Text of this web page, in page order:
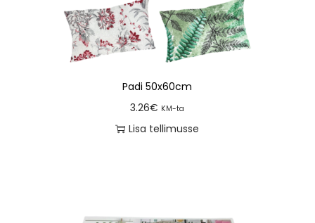
Padi 50x60cm
3.26€ KM-ta
Lisa tellimusse